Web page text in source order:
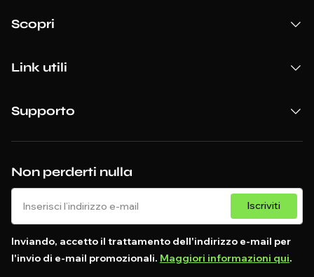
Non perderti nulla
Iscriviti
Inviando, accetto il trattamento dell'indirizzo e-mail per
l'invio di e-mail promozionali. Maggiori informazioni qui.
Scopri
Link utili
Supporto